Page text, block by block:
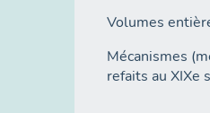
Volumes
Mécanismes
refaits au XIXe